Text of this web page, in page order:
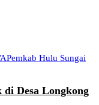
Pemkab Hulu Sungai
Desa Longkong